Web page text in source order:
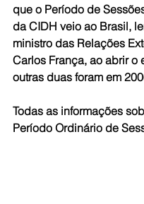
que o Período de
da CIDH veio ao Brasil,
ministro das Relações
Carlos França, ao abrir o
outras duas foram em
Todas as informações
Período Ordinário de